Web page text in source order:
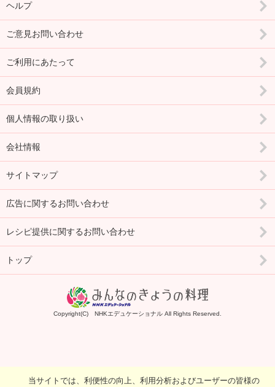
ヘルプ
ご意見お問い合わせ
ご利用にあたって
会員規約
個人情報の取り扱い
会社情報
サイトマップ
広告に関するお問い合わせ
レシピ提供に関するお問い合わせ
トップ
Copyright(C) NHKエデュケーショナル All Rights Reserved.
当サイトでは、利便性の向上、利用分析およびユーザーの皆様の